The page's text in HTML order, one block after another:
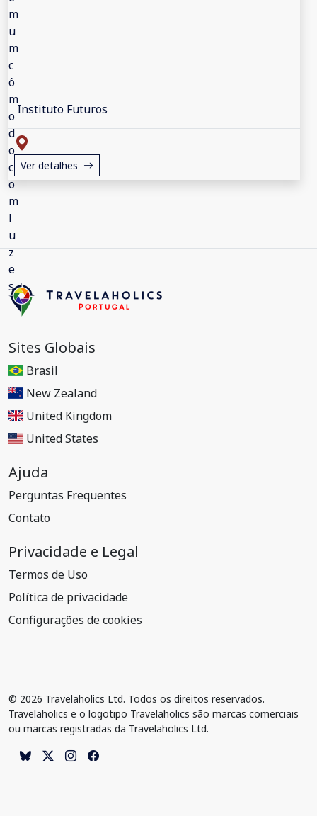
Instituto Futuros
Ver detalhes
Sites Globais
Brasil
New Zealand
United Kingdom
United States
Ajuda
Perguntas Frequentes
Contato
Privacidade e Legal
Termos de Uso
Política de privacidade
Configurações de cookies
© 2026 Travelaholics Ltd. Todos os direitos reservados.
Travelaholics e o logotipo Travelaholics são marcas comerciais
ou marcas registradas da Travelaholics Ltd.